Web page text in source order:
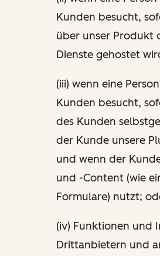
Kunden besucht,
über unser Produkt
Dienste gehostet
(iii) wenn eine
Kunden besucht,
des Kunden
der Kunde unsere
und wenn der
und -Content (wie
Formulare) nutzt;
(iv) Funktionen und
Drittanbietern und